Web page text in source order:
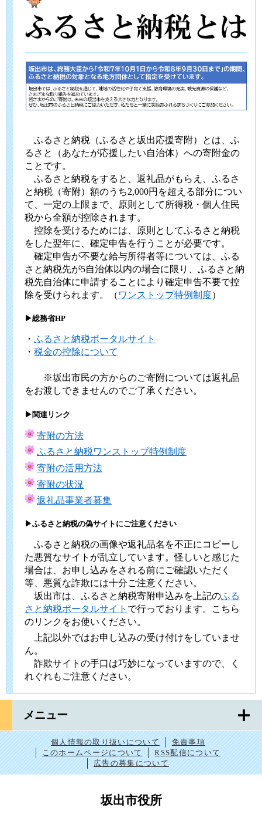
メニュー
ふるさと納税（ふるさと坂出応援寄附）とは、ふ
るさと（あなたが応援したい自治体）への寄附金の
ことです。
ふるさと納税をすると、返礼品がもらえ、ふるさ
と納税（寄附）額のうち2,000円を超える部分につい
て、一定の上限まで、原則として所得税・個人住民
税から全額が控除されます。
控除を受けるためには、原則としてふるさと納税
をした翌年に、確定申告を行うことが必要です。
確定申告が不要な給与所得者等については、ふる
さと納税先が5自治体以内の場合に限り、ふるさと納
税先自治体に申請することにより確定申告不要で控
除を受けられます。（ ワンストップ特例制度）
▶総務省HP
・ ふるさと納税ポータルサイト
・ 税金の控除について
※坂出市民の方からのご寄附については返礼品
をお渡しできませんのでご了承ください。
▶関連リンク
寄附の方法
ふるさと納税ワンストップ特例制度
寄附の活用方法
寄附の状況
返礼品事業者募集
▶ふるさと納税の偽サイトにご注意ください
ふるさと納税の画像や返礼品名を不正にコピーし
た悪質なサイトが乱立しています。怪しいと感じた
場合は、お申し込みをされる前にご確認いただく
等、悪質な詐欺には十分ご注意ください。
坂出市は、ふるさと納税寄附申込みを上記のふる
さと納税ポータルサイト で行っております。こちら
のリンクをお使いください。
上記以外ではお申し込みの受け付けをしていませ
ん。
詐欺サイトの手口は巧妙になっていますので、く
れぐれもご注意ください。
個人情報の取り扱いについて
免責事項
このホームページについて
RSS配信について
広告の募集について
坂出市役所